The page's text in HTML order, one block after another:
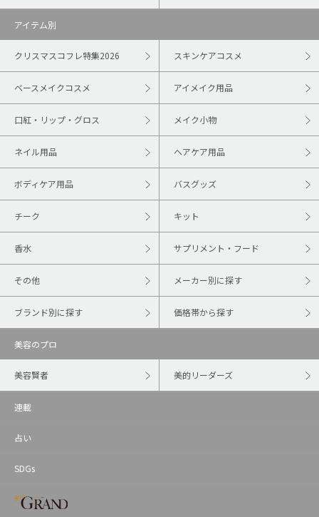
アイテム別
クリスマスコフレ特集2026 スキンケアコスメ
ベースメイクコスメ アイメイク用品
口紅・リップ・グロス メイク小物
ネイル用品 ヘアケア用品
ボディケア用品 バスグッズ
チーク キット
香水 サプリメント・フード
その他 メーカー別に探す
ブランド別に探す 価格帯から探す
美容のプロ
美容賢者 美的リーダーズ
連載
占い
SDGs